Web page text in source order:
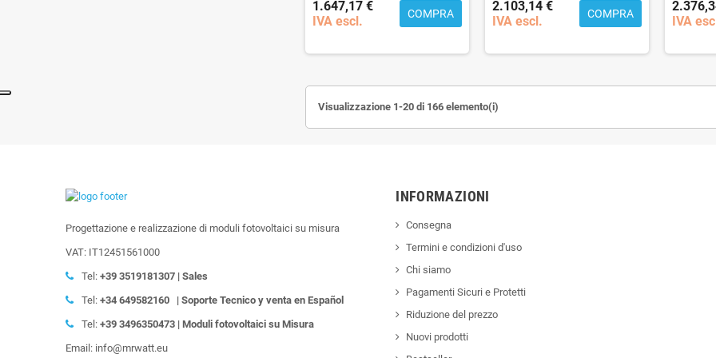
1.647,17 €
IVA escl.
COMPRA
2.103,14 €
IVA escl.
COMPRA
IVA
Visualizzazione 1-20 di 166 elemento(i)
Progettazione e realizzazione di moduli fotovoltaici su misura
VAT: IT12451561000
Tel: +39 3519181307 | Sales
Tel: +34 649582160 | Soporte Tecnico y venta en Español
Tel: +39 3496350473 | Moduli fotovoltaici su Misura
Email: info@mrwatt.eu
INFORMAZIONI
Consegna
Termini e condizioni d'uso
Chi siamo
Pagamenti Sicuri e Protetti
Riduzione del prezzo
Nuovi prodotti